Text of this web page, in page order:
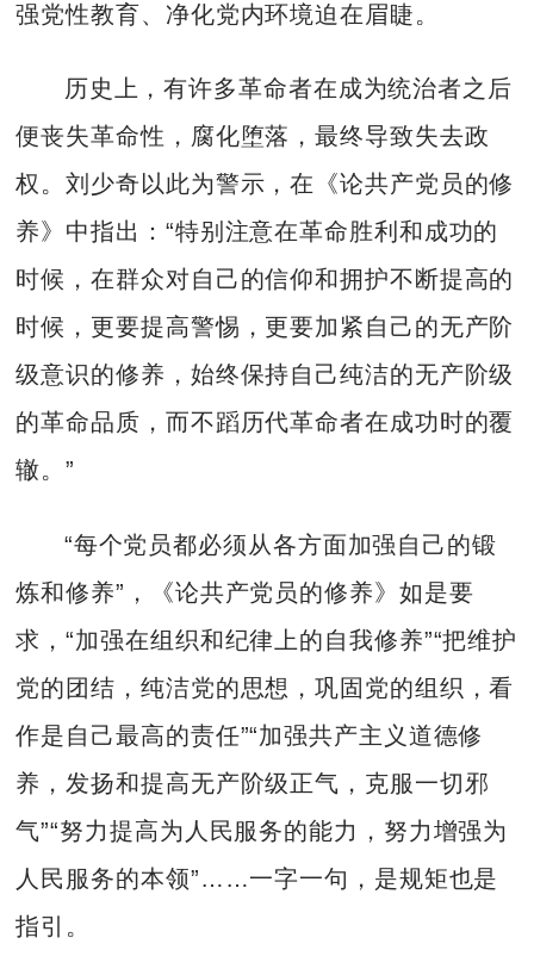
强党性教育、净化党内环境迫在眉睫。
历史上，有许多革命者在成为统治者之后
便丧失革命性，腐化堕落，最终导致失去政
权。刘少奇以此为警示，在《论共产党员的修
养》中指出：“特别注意在革命胜利和成功的
时候，在群众对自己的信仰和拥护不断提高的
时候，更要提高警惕，更要加紧自己的无产阶
级意识的修养，始终保持自己纯洁的无产阶级
的革命品质，而不蹈历代革命者在成功时的覆
辙。”
“每个党员都必须从各方面加强自己的锻
炼和修养”，《论共产党员的修养》如是要
求，“加强在组织和纪律上的自我修养”“把维护
党的团结，纯洁党的思想，巩固党的组织，看
作是自己最高的责任”“加强共产主义道德修
养，发扬和提高无产阶级正气，克服一切邪
气”“努力提高为人民服务的能力，努力增强为
人民服务的本领”……一字一句，是规矩也是
指引。